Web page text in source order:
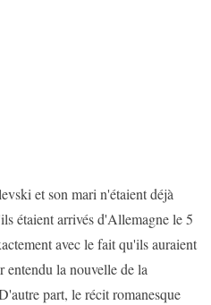
et son mari n'étaient déjà
étaient arrivés d'Allemagne le 5
avec le fait qu'ils auraient
entendu la nouvelle de la
part, le récit romanesque